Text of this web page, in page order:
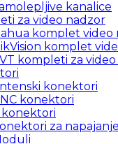
kanalice
za video nadzor
komplet video
komplet
kompleti za
konektori
konektori
konektori
za napajanje